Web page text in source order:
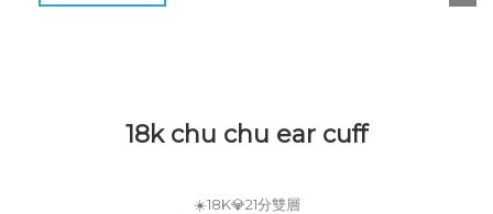
18k chu chu ear cuff
☀️18K💎21分雙層